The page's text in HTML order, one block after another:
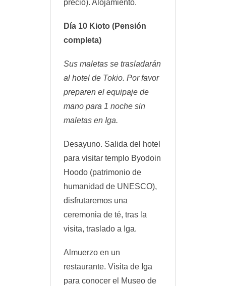
precio). Alojamiento.
Día 10 Kioto (Pensión
completa)
Sus maletas se trasladarán
al hotel de Tokio. Por favor
preparen el equipaje de
mano para 1 noche sin
maletas en Iga.
Desayuno. Salida del hotel
para visitar templo Byodoin
Hoodo (patrimonio de
humanidad de UNESCO),
disfrutaremos una
ceremonia de té, tras la
visita, traslado a Iga.
Almuerzo en un
restaurante. Visita de Iga
para conocer el Museo de